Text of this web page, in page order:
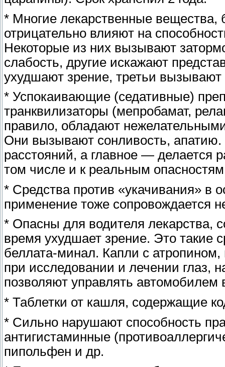
* Многие лекарственные
отрицательно влияют на
Некоторые из них вызывают
слабость, другие искажают
ухудшают зрение, третьи
* Успокаивающие (седативные)
транквилизаторы (мепробамат,
правило, обладают
Они вызывают сонливость,
расстояний, а главное — делается
том числе и к реальным опасностям
* Средства против «укачивания» в
применение тоже сопровождается
* Опасны для водителя лекарства,
время ухудшает зрение. Это такие
беллата-минал. Капли с
при исследовании и лечении глаз,
позволяют управлять автомобилем
* Таблетки от кашля, содержащие
* Сильно нарушают способность
антигистаминные
пипольфен и др.